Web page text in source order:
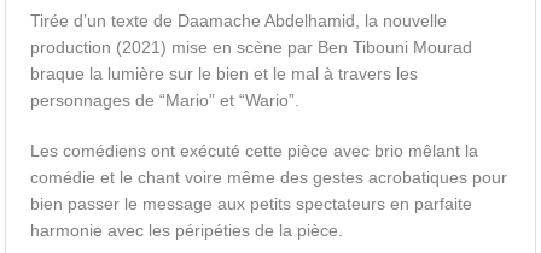
Tirée d’un texte de Daamache Abdelhamid, la nouvelle
production (2021) mise en scène par Ben Tibouni Mourad
braque la lumière sur le bien et le mal à travers les
personnages de “Mario” et “Wario”.
Les comédiens ont exécuté cette pièce avec brio mêlant la
comédie et le chant voire même des gestes acrobatiques pour
bien passer le message aux petits spectateurs en parfaite
harmonie avec les péripéties de la pièce.